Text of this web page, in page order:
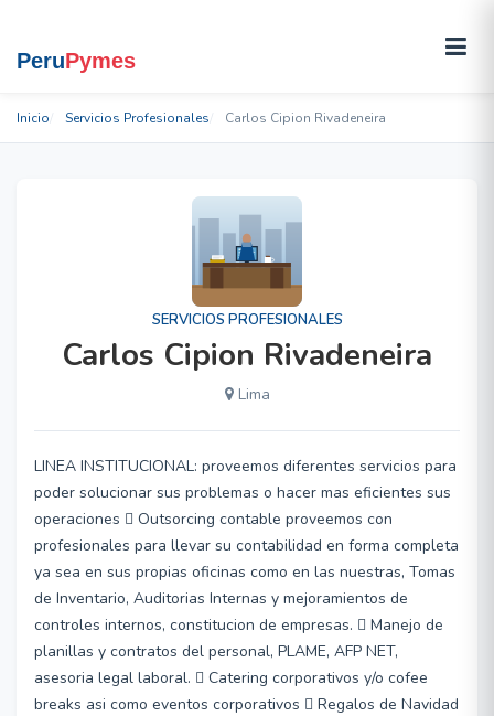
Inicio Servicios Profesionales Carlos Cipion Rivadeneira
SERVICIOS PROFESIONALES
Carlos Cipion Rivadeneira
Lima
LINEA INSTITUCIONAL: proveemos diferentes servicios para
poder solucionar sus problemas o hacer mas eficientes sus
operaciones  Outsorcing contable proveemos con
profesionales para llevar su contabilidad en forma completa
ya sea en sus propias oficinas como en las nuestras, Tomas
de Inventario, Auditorias Internas y mejoramientos de
controles internos, constitucion de empresas.  Manejo de
planillas y contratos del personal, PLAME, AFP NET,
asesoria legal laboral.  Catering corporativos y/o cofee
breaks asi como eventos corporativos  Regalos de Navidad